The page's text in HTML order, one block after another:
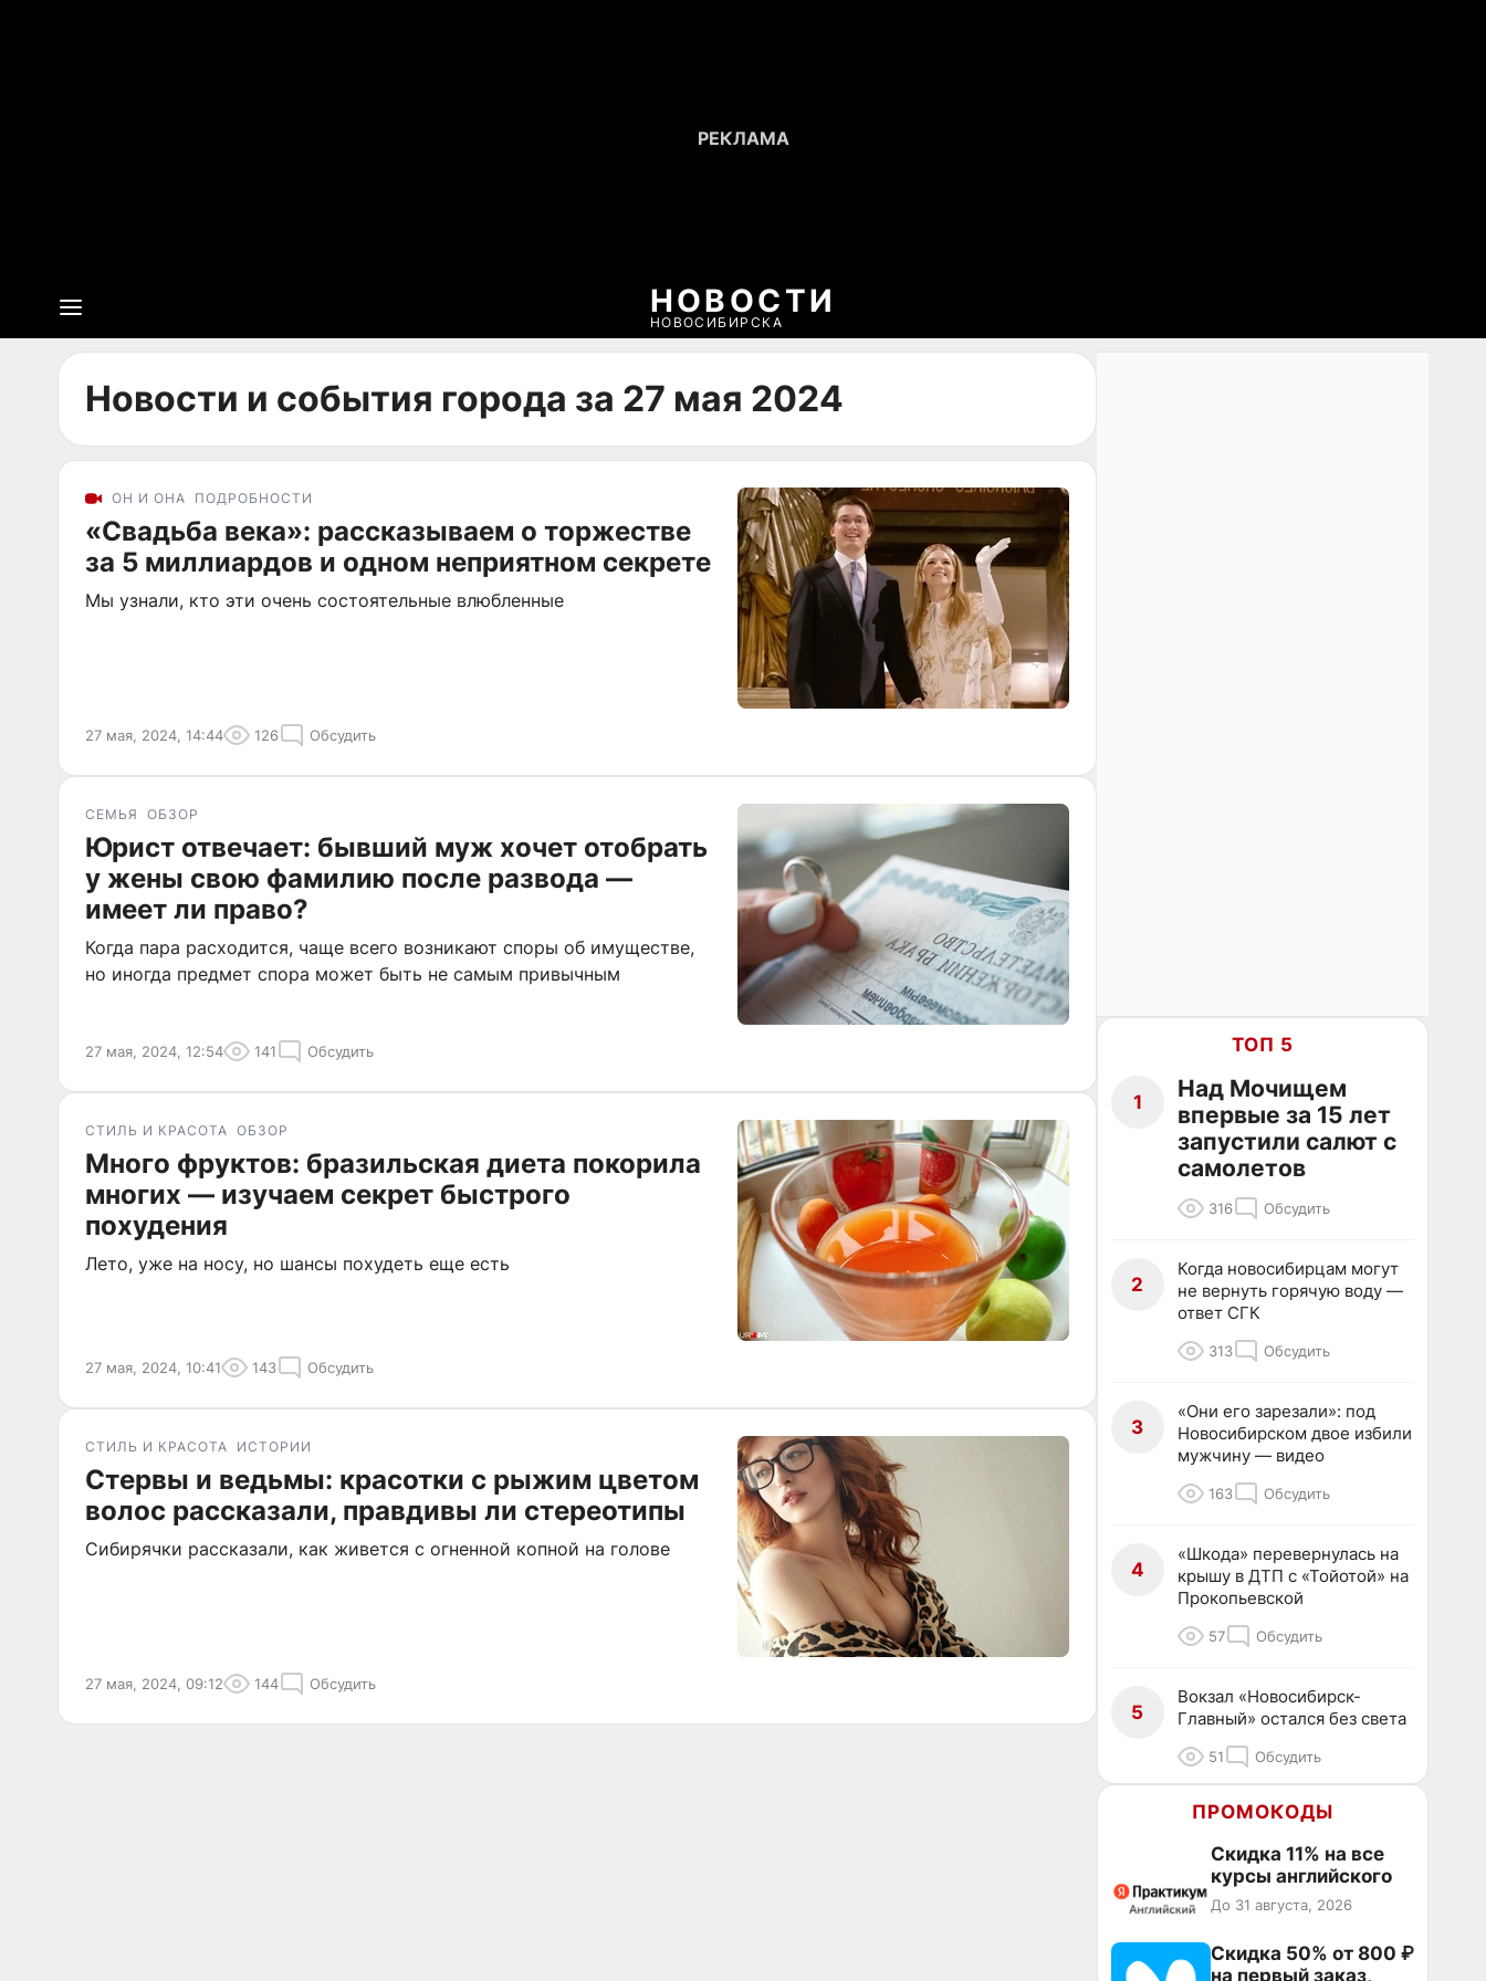
НОВОСТИ
НОВОСИБИРСКА
Новости и события города за 27 мая 2024
ОН И ОНА ПОДРОБНОСТИ
«Свадьба века»: рассказываем о торжестве
за 5 миллиардов и одном неприятном секрете
Мы узнали, кто эти очень состоятельные влюбленные
27 мая, 2024, 14:44 126 Обсудить
СЕМЬЯ ОБЗОР
Юрист отвечает: бывший муж хочет отобрать
у жены свою фамилию после развода —
имеет ли право?
Когда пара расходится, чаще всего возникают споры об имуществе,
но иногда предмет спора может быть не самым привычным
27 мая, 2024, 12:54 141 Обсудить
СТИЛЬ И КРАСОТА ОБЗОР
Много фруктов: бразильская диета покорила
многих — изучаем секрет быстрого
похудения
Лето, уже на носу, но шансы похудеть еще есть
27 мая, 2024, 10:41 143 Обсудить
СТИЛЬ И КРАСОТА ИСТОРИИ
Стервы и ведьмы: красотки с рыжим цветом
волос рассказали, правдивы ли стереотипы
Сибирячки рассказали, как живется с огненной копной на голове
27 мая, 2024, 09:12 144 Обсудить
ТОП 5
1
Над Мочищем
впервые за 15 лет
запустили салют с
самолетов
316 Обсудить
2
Когда новосибирцам могут
не вернуть горячую воду —
ответ СГК
313 Обсудить
3
«Они его зарезали»: под
Новосибирском двое избили
мужчину — видео
163 Обсудить
4
«Шкода» перевернулась на
крышу в ДТП с «Тойотой» на
Прокопьевской
57 Обсудить
5
Вокзал «Новосибирск-
Главный» остался без света
51 Обсудить
ПРОМОКОДЫ
Скидка 11% на все
курсы английского
До 31 августа, 2026
Скидка 50% от 800 ₽
на первый заказ,